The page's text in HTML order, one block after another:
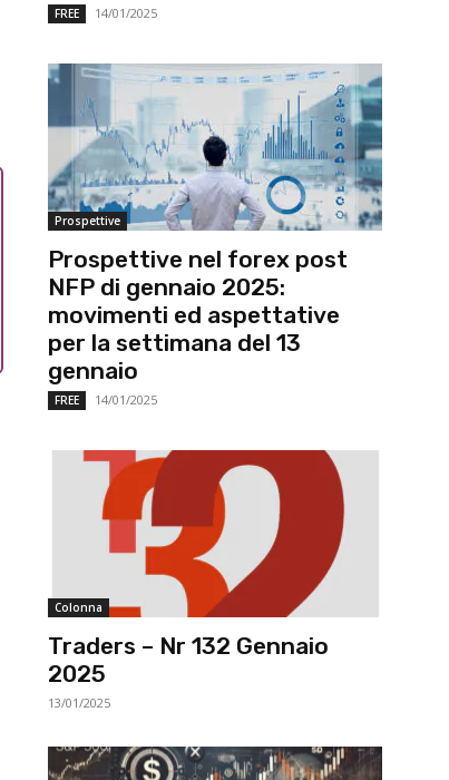
FREE 14/01/2025
Prospettive
Prospettive nel forex post
NFP di gennaio 2025:
movimenti ed aspettative
per la settimana del 13
gennaio
FREE 14/01/2025
Colonna
Traders – Nr 132 Gennaio
2025
13/01/2025